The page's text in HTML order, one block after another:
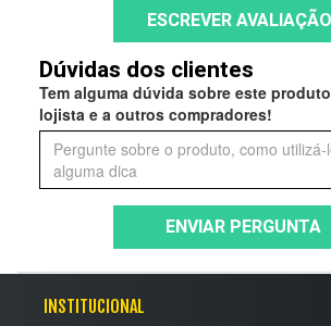
ESCREVER
Dúvidas dos clientes
Tem alguma dúvida sobre este
lojista e a outros compradores!
ENVIAR PERGUNTA
INSTITUCIONAL